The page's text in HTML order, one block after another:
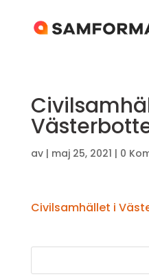
av | maj 25, 2021 | 0
Civilsamhället i